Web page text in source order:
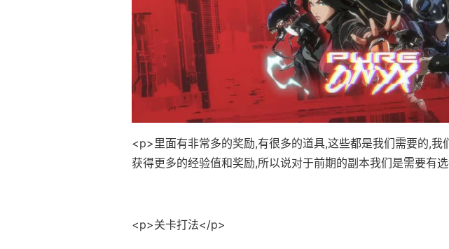
<p>里面有非常多的奖励,有很多的道具,这些都是我们需要的,我
获得更多的经验值和奖励,所以说对于前期的副本我们是需要有
<p>关卡打法</p>